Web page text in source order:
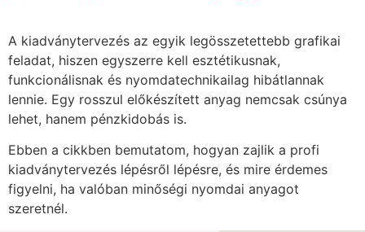
A kiadványtervezés az egyik legösszetettebb grafikai
feladat, hiszen egyszerre kell esztétikusnak,
funkcionálisnak és nyomdatechnikailag hibátlannak
lennie. Egy rosszul előkészített anyag nemcsak csúnya
lehet, hanem pénzkidobás is.
Ebben a cikkben bemutatom, hogyan zajlik a profi
kiadványtervezés lépésről lépésre, és mire érdemes
figyelni, ha valóban minőségi nyomdai anyagot
szeretnél.